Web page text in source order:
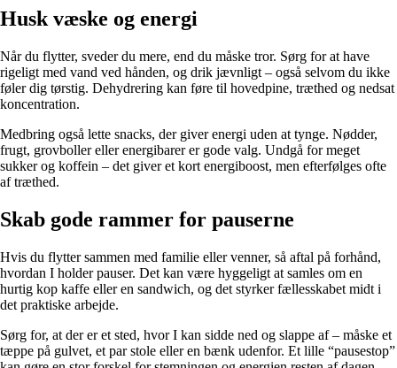
Husk væske og energi
Når du flytter, sveder du mere, end du måske tror. Sørg for at have
rigeligt med vand ved hånden, og drik jævnligt – også selvom du ikke
føler dig tørstig. Dehydrering kan føre til hovedpine, træthed og nedsat
koncentration.
Medbring også lette snacks, der giver energi uden at tynge. Nødder,
frugt, grovboller eller energibarer er gode valg. Undgå for meget
sukker og koffein – det giver et kort energiboost, men efterfølges ofte
af træthed.
Skab gode rammer for pauserne
Hvis du flytter sammen med familie eller venner, så aftal på forhånd,
hvordan I holder pauser. Det kan være hyggeligt at samles om en
hurtig kop kaffe eller en sandwich, og det styrker fællesskabet midt i
det praktiske arbejde.
Sørg for, at der er et sted, hvor I kan sidde ned og slappe af – måske et
tæppe på gulvet, et par stole eller en bænk udenfor. Et lille “pausestop”